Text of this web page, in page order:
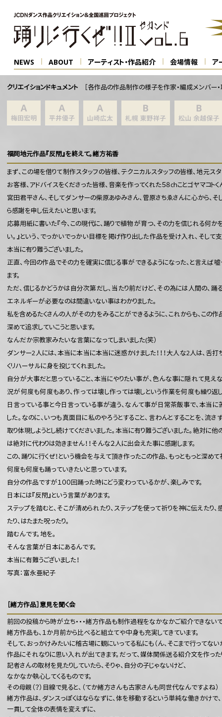
NEWS ABOUT アーティスト・作品紹介 会場情報 ア
クリエイションドキュメント ［各作品の作品制作の様子を作家・編成メンバー・
福岡地元作品『反閇』を終えて。緒方祐香
まず、この場を借りて制作スタッフの皆様、テクニカルスタッフの皆様、地元スタ
お客様、アドバイスをくださった皆様、音楽を作ってくれた５８chことゴヤマコト
宮田君平さん、そしてダンサーの柴原あゆみさん、菅原さちゑさんに心から、そ
ら感謝を申し伝えたいと思います。
応募用紙に書いた『今、この現代に、踊りで植物が育つ、その力を信じれる何かを
い。』という、でっかいでっかい目標を掲げ作り出した作品を受け入れ、そして支
本当に有り難うございました。
正直、今回の作品でその力を確実に信じる事ができるようになった、と言えば嘘
ます。
ただ、信じるかどうかは自分次第だし、当たり前だけど、その為には人間の、踊
エネルギーが必要なのは間違いない事はわかりました。
私を含めるたくさんの人がその力をみることができるように、これからも、この作
深めて追求していこうと思います。
なんだか宗教家みたいな言葉になってしまいました(笑）
ダンサー2人には、本当に本当に本当に迷惑かけました！！！大人な2人は、舌打
くリハーサルに身を投じてくれました。
自分が大事だと思っていること、本当にやりたい事が、色んな事に隠れて見えな
況が何度も何度もあり、作っては壊し作っては壊しという作業を何度も繰り返し
日言っている事と今日言っている事が違う、なんて事が日常茶飯事で、本当に
した。なのに、いつも真面目に私のやろうとすること、言わんとすることを、流さ
取り体現しようとし続けてくださいました。本当に有り難うございました。絶対に
は絶対に代わりは効きません！！そんな２人に出会えた事に感謝します。
この、踊りに行くぜ！という機会を与えて頂き作ったこの作品、もっともっと深め
何度も何度も踊っていきたいと思っています。
自分の作品ですが１００回踊った時にどう変わっているかが、楽しみです。
日本には『反閇』という言葉があります。
ステップを踏むと、そこが清められたり、ステップを使って祈りを神に伝えたり、
たり、はたまた呪ったり。
踏むんです。地を。
そんな言葉が日本にあるんです。
本当に有難うございました！
写真：富永亜紀子
［緒方作品］意見を聞く会
前回の投稿から時が立ち・・・緒方作品も制作過程をなかなかご紹介できない
緒方作品も、１か月前から比べると組立てや中身も充実してきています。
そして、おっかけみたいに稽古場に観にいってる私にも（ん、そこまで行ってないか
作品にそれなりに思い入れが出てきます。だって、媒体関係送る紹介文を作った
記者さんの取材を見たりしていたら、そりゃ、自分の子じゃないけど、
なかなか執心してくるものです。
その母親（？）目線で見ると、（てか緒方さんも古家さんも同世代なんですよね）
緒方作品は、ダンスっぽくはならなずに、体を移動するという単純な働きかけで、
一貫して全体の表情を変えずに、